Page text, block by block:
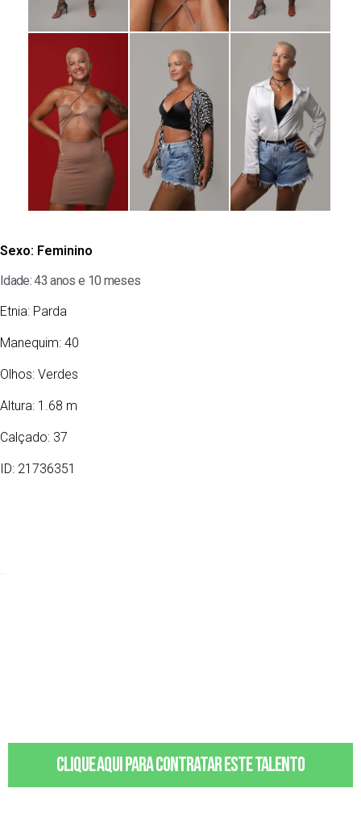
Sexo: Feminino
Idade: 43 anos e 10 meses
Etnia: Parda
Manequim: 40
Olhos: Verdes
Altura: 1.68 m
Calçado: 37
ID: 21736351
Clique aqui para contratar este talento